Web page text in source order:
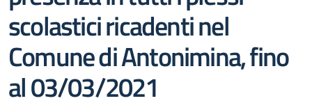
scolastici ricadenti nel
Comune di Antonimina, fino
al 03/03/2021